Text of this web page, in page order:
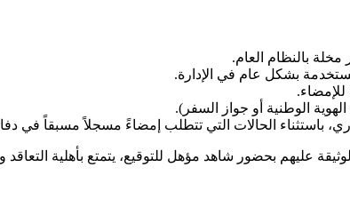
بالنظام العام.
بشكل عام في الإدارة.
للإمضاء.
الوطنية أو جواز السفر).
الحالات التي تتطلب إمضاءً مسجلاً مسبقاً في
عليهم بحضور شاهد مؤهل للتوقيع، يتمتع بأهلية